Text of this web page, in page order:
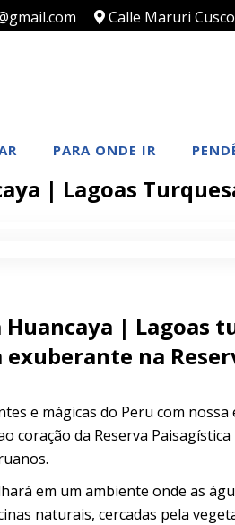
Calle Maruri
PARA ONDE IR
| Lagoas
| Lagoas
na
e mágicas do Peru com
coração da Reserva
em um ambiente onde as
naturais, cercadas pela